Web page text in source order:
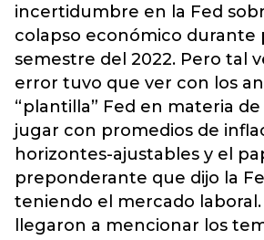
incertidumbre en la Fed
colapso económico durante
semestre del 2022. Pero tal
error tuvo que ver con los
“plantilla” Fed en materia
jugar con promedios de
horizontes-ajustables y el
preponderante que dijo la
teniendo el mercado laboral.
llegaron a mencionar los